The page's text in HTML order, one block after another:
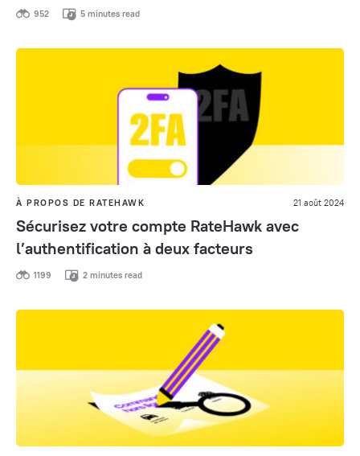
952 5 minutes read
À PROPOS DE RATEHAWK 21 août 2024
Sécurisez votre compte RateHawk avec
l’authentification à deux facteurs
1199 2 minutes read